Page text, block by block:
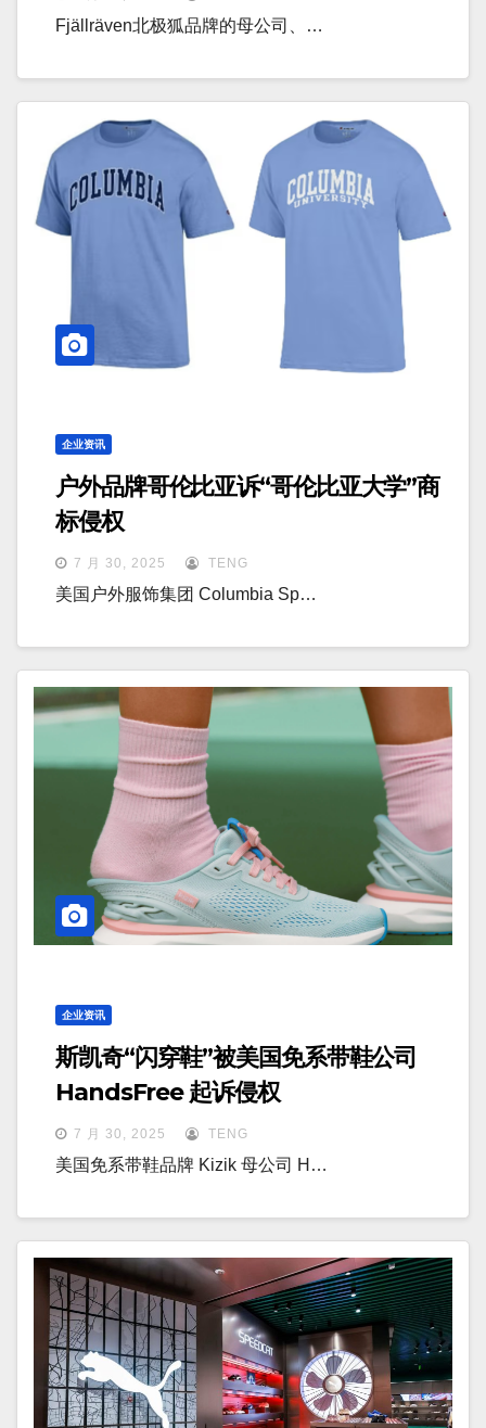
Fjällräven北极狐品牌的母公司、…
企业资讯
户外品牌哥伦比亚诉“哥伦比亚大学”商
标侵权
7 月 30, 2025 TENG
美国户外服饰集团 Columbia Sp…
企业资讯
斯凯奇“闪穿鞋”被美国免系带鞋公司
HandsFree 起诉侵权
7 月 30, 2025 TENG
美国免系带鞋品牌 Kizik 母公司 H…